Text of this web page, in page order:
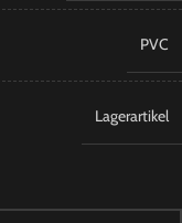
PVC
Lagerartikel